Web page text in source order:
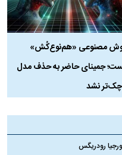
مصنوعی «هم‌نوع‌کُش»
جمینای حاضر به حذف مدل
نشد
رودریگس